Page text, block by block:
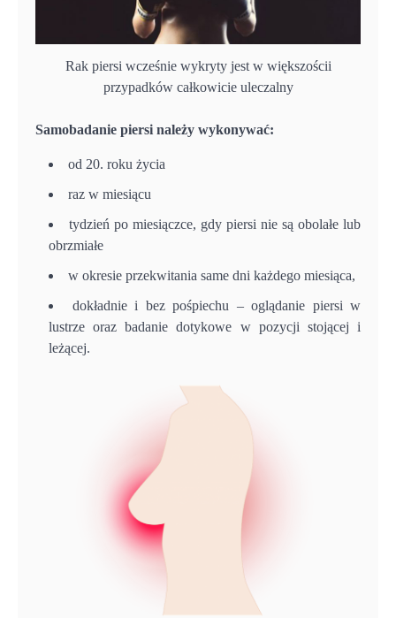
Rak piersi wcześnie wykryty jest w większościi
przypadków całkowicie uleczalny
Samobadanie piersi należy wykonywać:
od 20. roku życia
raz w miesiącu
tydzień po miesiączce, gdy piersi nie są obolałe lub
obrzmiałe
w okresie przekwitania same dni każdego miesiąca,
dokładnie i bez pośpiechu – oglądanie piersi w
lustrze oraz badanie dotykowe w pozycji stojącej i
leżącej.